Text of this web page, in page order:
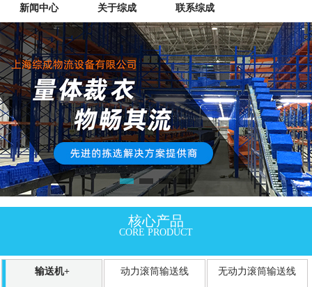
新闻中心 关于综成 联系综成
核心产品
CORE PRODUCT
输送机+ 动力滚筒输送线 无动力滚筒输送线